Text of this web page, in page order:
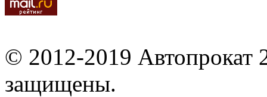
© 2012-2019 Автопрокат
защищены.